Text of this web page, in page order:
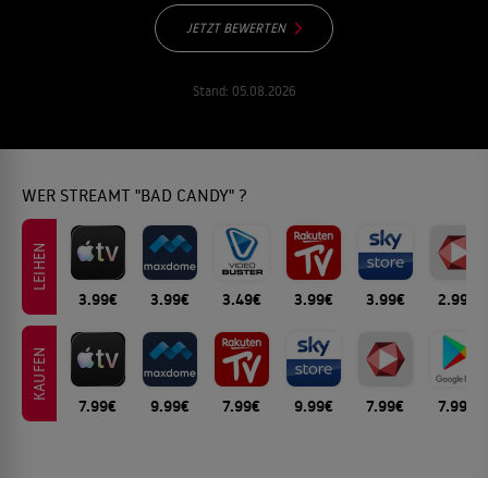
JETZT BEWERTEN
Stand: 05.08.2026
WER STREAMT "BAD CANDY" ?
LEIHEN
3.99€ 3.99€ 3.49€ 3.99€ 3.99€ 2.99€
KAUFEN
7.99€ 9.99€ 7.99€ 9.99€ 7.99€ 7.99€